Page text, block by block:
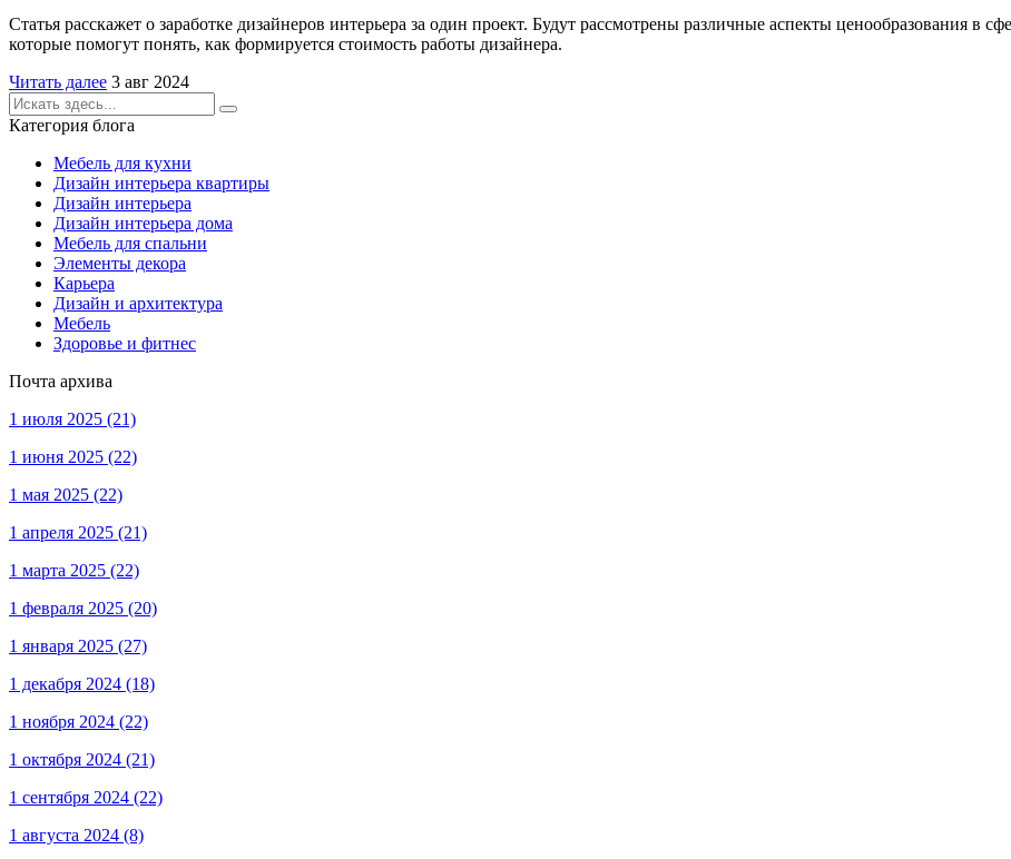
Статья расскажет о заработке дизайнеров интерьера за один проект. Будут рассмотрены различные аспекты ценообразования в
которые помогут понять, как формируется стоимость работы дизайнера.
Читать далее 3 авг 2024
Категория блога
Мебель для кухни
Дизайн интерьера квартиры
Дизайн интерьера
Дизайн интерьера дома
Мебель для спальни
Элементы декора
Карьера
Дизайн и архитектура
Мебель
Здоровье и фитнес
Почта архива
1 июля 2025 (21)
1 июня 2025 (22)
1 мая 2025 (22)
1 апреля 2025 (21)
1 марта 2025 (22)
1 февраля 2025 (20)
1 января 2025 (27)
1 декабря 2024 (18)
1 ноября 2024 (22)
1 октября 2024 (21)
1 сентября 2024 (22)
1 августа 2024 (8)